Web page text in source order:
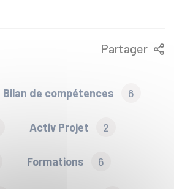
Partager
Bilan de compétences 6
Activ Projet 2
Formations 6